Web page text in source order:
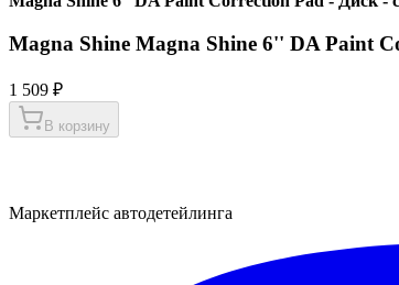
Magna Shine Magna Shine 6'' DA Paint
1 509 ₽
В корзину
Маркетплейс автодетейлинга